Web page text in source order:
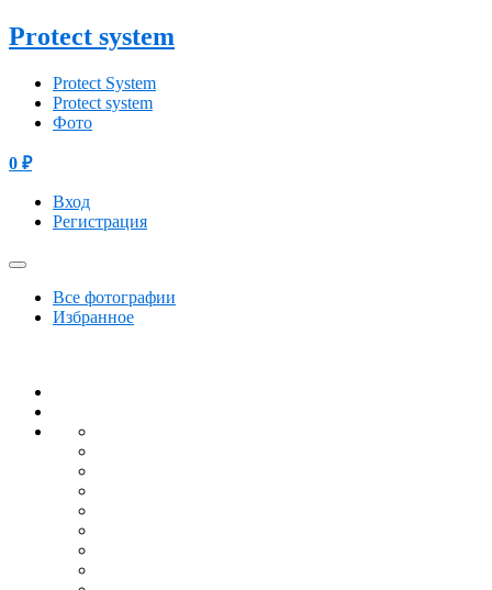
Protect system
Protect System
Protect system
Фото
0 ₽
Вход
Регистрация
Все фотографии
Избранное